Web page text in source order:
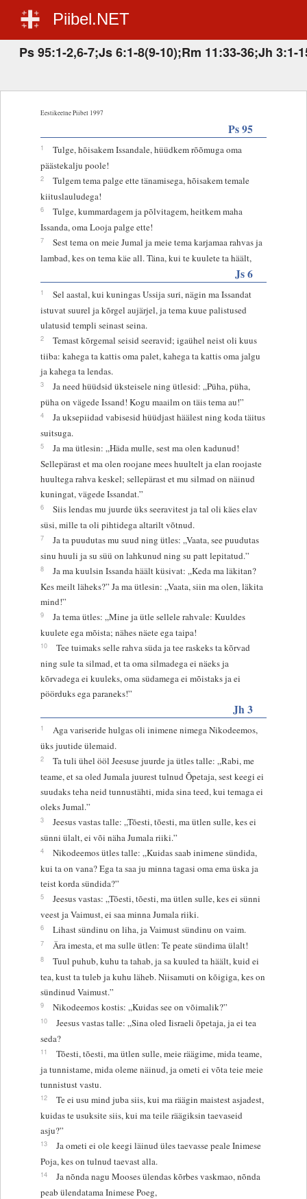
Piibel.NET
Ps 95:1-2,6-7;Js 6:1-8(9-10);Rm 11:33-36;Jh 3:1-
Eestikeelne Piibel 1997
Ps 95
1
Tulge, hõisakem Issandale, hüüdkem rõõmuga oma
päästekalju poole!
2
Tulgem tema palge ette tänamisega, hõisakem temale
kiituslauludega!
6
Tulge, kummardagem ja põlvitagem, heitkem maha
Issanda, oma Looja palge ette!
7
Sest tema on meie Jumal ja meie tema karjamaa rahvas ja
lambad, kes on tema käe all. Täna, kui te kuulete ta häält,
Js 6
1
Sel aastal, kui kuningas Ussija suri, nägin ma Issandat
istuvat suurel ja kõrgel aujärjel, ja tema kuue palistused
ulatusid templi seinast seina.
2
Temast kõrgemal seisid seeravid; igaühel neist oli kuus
tiiba: kahega ta kattis oma palet, kahega ta kattis oma jalgu
ja kahega ta lendas.
3
Ja need hüüdsid üksteisele ning ütlesid: „Püha, püha,
püha on vägede Issand! Kogu maailm on täis tema au!”
4
Ja uksepiidad vabisesid hüüdjast häälest ning koda täitus
suitsuga.
5
Ja ma ütlesin: „Häda mulle, sest ma olen kadunud!
Sellepärast et ma olen roojane mees huultelt ja elan roojaste
huultega rahva keskel; sellepärast et mu silmad on näinud
kuningat, vägede Issandat.”
6
Siis lendas mu juurde üks seeravitest ja tal oli käes elav
süsi, mille ta oli pihtidega altarilt võtnud.
7
Ja ta puudutas mu suud ning ütles: „Vaata, see puudutas
sinu huuli ja su süü on lahkunud ning su patt lepitatud.”
8
Ja ma kuulsin Issanda häält küsivat: „Keda ma läkitan?
Kes meilt läheks?” Ja ma ütlesin: „Vaata, siin ma olen, läkita
mind!”
9
Ja tema ütles: „Mine ja ütle sellele rahvale: Kuuldes
kuulete ega mõista; nähes näete ega taipa!
10
Tee tuimaks selle rahva süda ja tee raskeks ta kõrvad
ning sule ta silmad, et ta oma silmadega ei näeks ja
kõrvadega ei kuuleks, oma südamega ei mõistaks ja ei
pöörduks ega paraneks!”
Jh 3
1
Aga variseride hulgas oli inimene nimega Nikodeemos,
üks juutide ülemaid.
2
Ta tuli ühel ööl Jeesuse juurde ja ütles talle: „Rabi, me
teame, et sa oled Jumala juurest tulnud Õpetaja, sest keegi ei
suudaks teha neid tunnustähti, mida sina teed, kui temaga ei
oleks Jumal.”
3
Jeesus vastas talle: „Tõesti, tõesti, ma ütlen sulle, kes ei
sünni ülalt, ei või näha Jumala riiki.”
4
Nikodeemos ütles talle: „Kuidas saab inimene sündida,
kui ta on vana? Ega ta saa ju minna tagasi oma ema üska ja
teist korda sündida?”
5
Jeesus vastas: „Tõesti, tõesti, ma ütlen sulle, kes ei sünni
veest ja Vaimust, ei saa minna Jumala riiki.
6 Lihast sündinu on liha, ja Vaimust sündinu on vaim.
7 Ära imesta, et ma sulle ütlen: Te peate sündima ülalt!
8
Tuul puhub, kuhu ta tahab, ja sa kuuled ta häält, kuid ei
tea, kust ta tuleb ja kuhu läheb. Niisamuti on kõigiga, kes on
sündinud Vaimust.”
9 Nikodeemos kostis: „Kuidas see on võimalik?”
10
Jeesus vastas talle: „Sina oled Iisraeli õpetaja, ja ei tea
seda?
11
Tõesti, tõesti, ma ütlen sulle, meie räägime, mida teame,
ja tunnistame, mida oleme näinud, ja ometi ei võta teie meie
tunnistust vastu.
12
Te ei usu mind juba siis, kui ma räägin maistest asjadest,
kuidas te usuksite siis, kui ma teile räägiksin taevaseid
asju?”
13
Ja ometi ei ole keegi läinud üles taevasse peale Inimese
Poja, kes on tulnud taevast alla.
14
Ja nõnda nagu Mooses ülendas kõrbes vaskmao, nõnda
peab ülendatama Inimese Poeg,